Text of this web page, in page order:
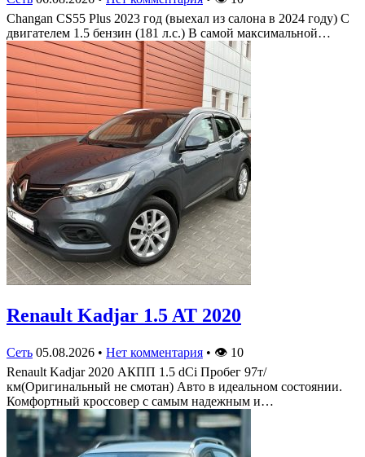
Changan CS55 Plus 2023 год (выехал из салона в 2024 году) С
двигателем 1.5 бензин (181 л.с.) В самой максимальной…
Renault Kadjar 1.5 AT 2020
Сеть 05.08.2026 • Нет комментария • 👁 10
Renault Kadjar 2020 АКПП 1.5 dCi Пробег 97т/
км(Оригинальный не смотан) Авто в идеальном состоянии.
Комфортный кроссовер с самым надежным и…